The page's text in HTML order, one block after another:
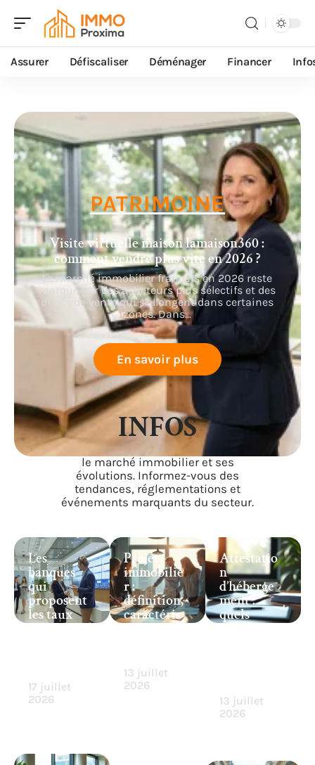
Assurer Défiscaliser Déménager Financer
PATRIMOINE
Visite virtuelle maison lamaison360 :
comment vendre plus vite en 2026 ?
Le marché immobilier français en 2026 reste
marqué par des acheteurs plus sélectifs et des
délais de vente qui s'allongent dans certaines
zones. Dans…
En savoir plus
INFOS
Retrouvez les actualités récentes sur
le marché immobilier et ses
évolutions. Informez-vous des
tendances, réglementations et
événements marquants du secteur.
Les
banques
qui
proposent
les taux
immobilie
17 juillet
2026
Projet
immobilie
r :
définition,
caractéris
tiques et
13 juillet
2026
Attestatio
n
d’héberge
ment :
quels
document
13 juillet
2026